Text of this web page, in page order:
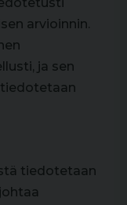
arvioinnin.
ja sen
tiedotetaan